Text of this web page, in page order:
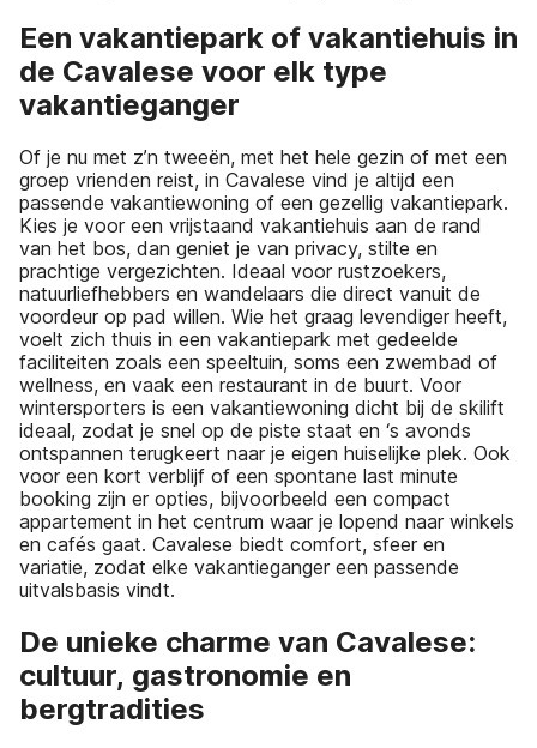
Een vakantiepark of vakantiehuis in
de Cavalese voor elk type
vakantieganger
Of je nu met z’n tweeën, met het hele gezin of met een
groep vrienden reist, in Cavalese vind je altijd een
passende vakantiewoning of een gezellig vakantiepark.
Kies je voor een vrijstaand vakantiehuis aan de rand
van het bos, dan geniet je van privacy, stilte en
prachtige vergezichten. Ideaal voor rustzoekers,
natuurliefhebbers en wandelaars die direct vanuit de
voordeur op pad willen. Wie het graag levendiger heeft,
voelt zich thuis in een vakantiepark met gedeelde
faciliteiten zoals een speeltuin, soms een zwembad of
wellness, en vaak een restaurant in de buurt. Voor
wintersporters is een vakantiewoning dicht bij de skilift
ideaal, zodat je snel op de piste staat en ‘s avonds
ontspannen terugkeert naar je eigen huiselijke plek. Ook
voor een kort verblijf of een spontane last minute
booking zijn er opties, bijvoorbeeld een compact
appartement in het centrum waar je lopend naar winkels
en cafés gaat. Cavalese biedt comfort, sfeer en
variatie, zodat elke vakantieganger een passende
uitvalsbasis vindt.
De unieke charme van Cavalese:
cultuur, gastronomie en
bergtradities